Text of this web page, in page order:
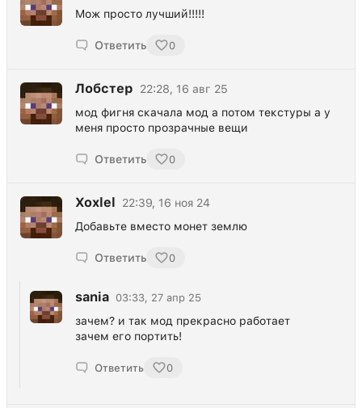
Мож просто лучший!!!!!
Ответить 0
Лобстер
22:28, 16 авг 25
мод фигня скачала мод а потом текстуры а у
меня просто прозрачные вещи
Ответить 0
Xoxlel
22:39, 16 ноя 24
Добавьте вместо монет землю
Ответить 0
sania 03:33, 27 апр 25
зачем? и так мод прекрасно работает
зачем его портить!
Ответить 0